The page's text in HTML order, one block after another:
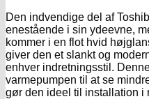
Den indvendige del af
enestående i sin ydeevne,
kommer i en flot hvid
giver den et slankt og
enhver indretningsstil.
varmepumpen til at se
gør den ideel til installation i